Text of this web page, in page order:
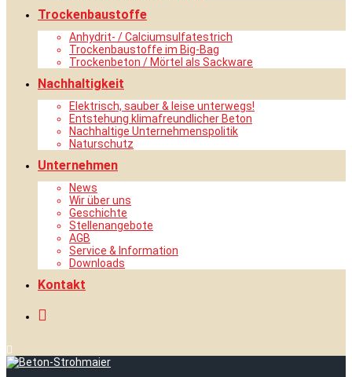
Trockenbaustoffe
Anhydrit- / Calciumsulfatestrich
Trockenbaustoffe im Big-Bag
Trockenbeton / Mörtel als Sackware
Nachhaltigkeit
Elektrisch, sauber & leise unterwegs!
Entstehung klimafreundlicher Beton
Nachhaltige Unternehmenspolitik
Naturschutz
Unternehmen
News
Wir über uns
Geschichte
Stellenangebote
AGB
Service & Information
Downloads
Kontakt